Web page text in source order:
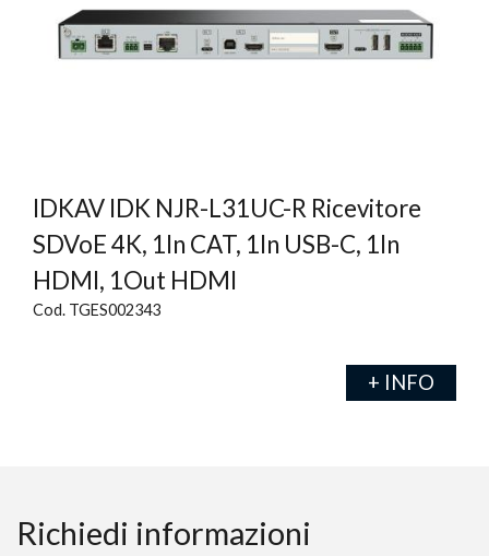
IDKAV IDK NJR-L31UC-R Ricevitore
SDVoE 4K, 1In CAT, 1In USB-C, 1In
HDMI, 1Out HDMI
Cod. TGES002343
+ INFO
Richiedi informazioni